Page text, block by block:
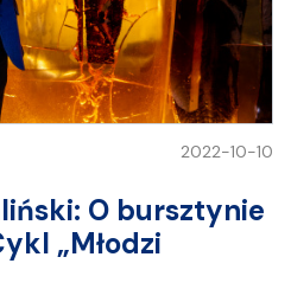
2022-10-10
O bursztynie
„Młodzi